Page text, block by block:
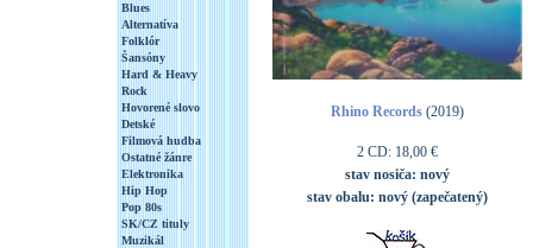
Blues
Alternatíva
Folklór
Šansóny
Hard & Heavy
Rock
Hovorené slovo
Detské
Filmová hudba
Ostatné žánre
Elektronika
Hip Hop
Pop 80s
SK/CZ tituly
Muzikál
Rhino Records (2019)
2 CD: 18,00 €
stav nosiča: nový
stav obalu: nový (zapečatený)